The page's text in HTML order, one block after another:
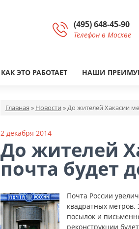
(495) 648-45-90
Телефон в Москве
КАК ЭТО РАБОТАЕТ НАШИ
Главная » Новости »До жителей Хакасии
2 декабря 2014
До жителей
почта будет
Почта России
квадратных метров.
посылок и
реконструкции